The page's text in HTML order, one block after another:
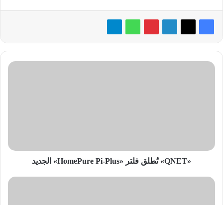
«
ل
ل
«QNET» تُطلق فلتر «HomePure Pi-Plus» الجديد
«